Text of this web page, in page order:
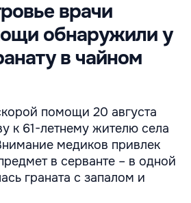
врачи
обнаружили у
в чайном
помощи 20 августа
к 61-летнему жителю села
медиков привлек
в серванте – в одной
граната с запалом и